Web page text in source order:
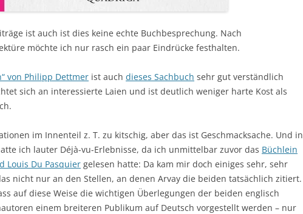
ist auch ist dies keine echte Buchbesprechung. Nach
möchte ich nur rasch ein paar Eindrücke festhalten.
von Philipp Dettmer ist auch dieses Sachbuch sehr gut verständlich
sich an interessierte Laien und ist deutlich weniger harte Kost als
im Innenteil z. T. zu kitschig, aber das ist Geschmacksache. Und in
ich lauter Déjà-vu-Erlebnisse, da ich unmittelbar zuvor das Büchlein
Louis Du Pasquier gelesen hatte: Da kam mir doch einiges sehr, sehr
nicht nur an den Stellen, an denen Arvay die beiden tatsächlich zitiert.
auf diese Weise die wichtigen Überlegungen der beiden englisch
einem breiteren Publikum auf Deutsch vorgestellt werden – nur